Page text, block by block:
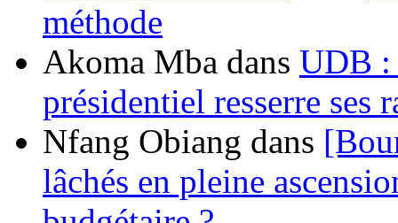
méthode
Akoma Mba dans UDB :
présidentiel resserre ses
Nfang Obiang dans
lâchés en pleine